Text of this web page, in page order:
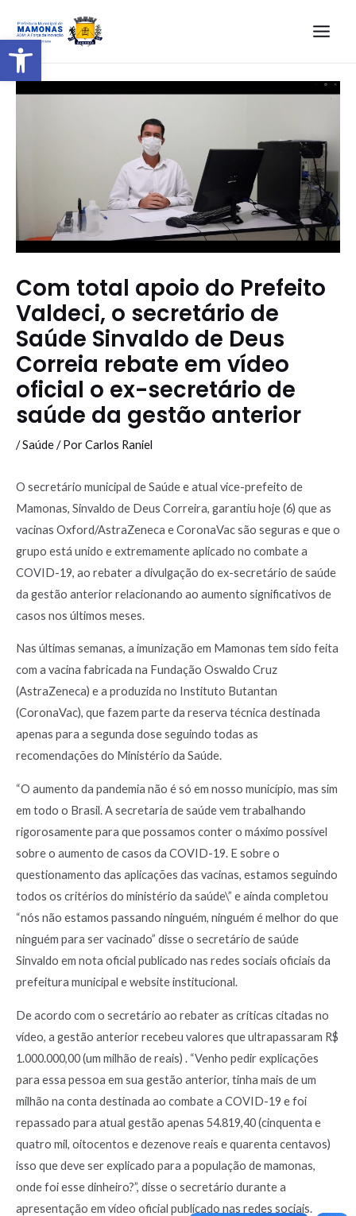
Barra de Ferramentas Aberta
Com total apoio do Prefeito
Valdeci, o secretário de
Saúde Sinvaldo de Deus
Correia rebate em vídeo
oficial o ex-secretário de
saúde da gestão anterior
/Saúde/ PorCarlos Raniel
O secretário municipal de Saúde e atual vice-prefeito de
Mamonas, Sinvaldo de Deus Correira, garantiu hoje (6) que as
vacinas Oxford/AstraZeneca e CoronaVac são seguras e que o
grupo está unido e extremamente aplicado no combate a
COVID-19, ao rebater a divulgação do ex-secretário de saúde
da gestão anterior relacionando ao aumento significativos de
casos nos últimos meses.
Nas últimas semanas, a imunização em Mamonas tem sido feita
com a vacina fabricada na Fundação Oswaldo Cruz
(AstraZeneca) e a produzida no Instituto Butantan
(CoronaVac), que fazem parte da reserva técnica destinada
apenas para a segunda dose seguindo todas as
recomendações do Ministério da Saúde.
“O aumento da pandemia não é só em nosso município, mas sim
em todo o Brasil. A secretaria de saúde vem trabalhando
rigorosamente para que possamos conter o máximo possível
sobre o aumento de casos da COVID-19. E sobre o
questionamento das aplicações das vacinas, estamos seguindo
todos os critérios do ministério da saúde\” e ainda completou
“nós não estamos passando ninguém, ninguém é melhor do que
ninguém para ser vacinado” disse o secretário de saúde
Sinvaldo em nota oficial publicado nas redes sociais oficiais da
prefeitura municipal e website institucional.
De acordo com o secretário ao rebater as críticas citadas no
vídeo, a gestão anterior recebeu valores que ultrapassaram R$
1.000.000,00 (um milhão de reais) . “Venho pedir explicações
para essa pessoa em sua gestão anterior, tinha mais de um
milhão na conta destinada ao combate a COVID-19 e foi
repassado para atual gestão apenas 54.819,40 (cinquenta e
quatro mil, oitocentos e dezenove reais e quarenta centavos)
isso que deve ser explicado para a população de mamonas,
onde foi esse dinheiro?”, disse o secretário durante a
apresentação em vídeo oficial publicado nas redes sociais.